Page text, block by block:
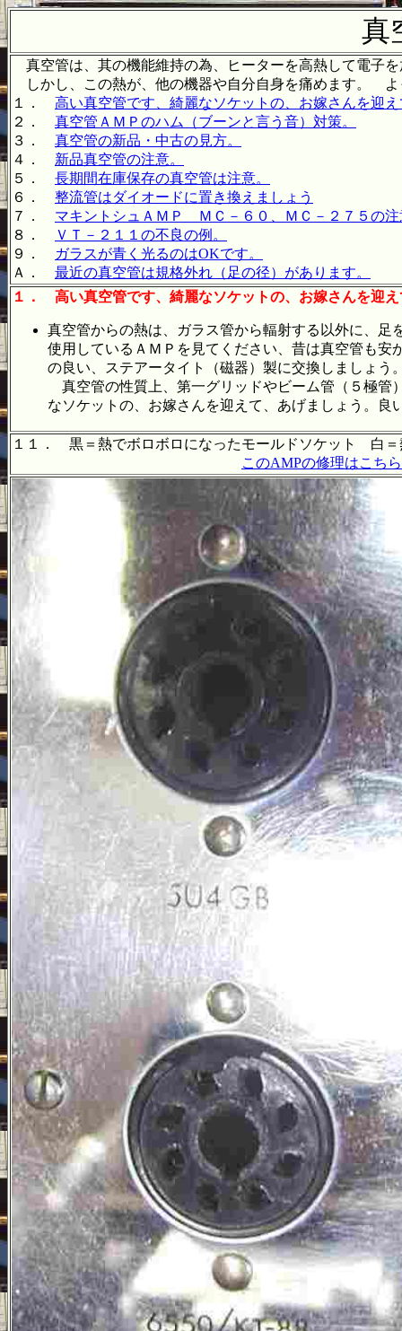
真
真空管は、其の機能維持の為、ヒーターを高熱して電子
しかし、この熱が、他の機器や自分自身を痛めます。 よ
１． 高い真空管です、綺麗なソケットの、お嫁さんを迎
２． 真空管ＡＭＰのハム（ブーンと言う音）対策。
３． 真空管の新品・中古の見方。
４． 新品真空管の注意。
５． 長期間在庫保存の真空管は注意。
６． 整流管はダイオードに置き換えましょう
７． マキントシュＡＭＰ ＭＣ－６０、ＭＣ－２７５の注
８．
ＶＴ－２１１の不良の例。
９．
ガラスが青く光るのはOKです。
Ａ． 最近の真空管は規格外れ（足の径）があります。
１．
高い真空管です、綺麗なソケットの、お嫁さんを迎
真空管からの熱は、ガラス管から輻射する以外に、足
使用しているＡＭＰを見てください、昔は真空管も
の良い、ステアータイト（磁器）製に交換しましょ
真空管の性質上、第一グリッドやビーム管（５極
なソケットの、お嫁さんを迎えて、あげましょう。良
１１． 黒＝熱でボロボロになったモールドソケット 白＝
このAMPの修理はこちら